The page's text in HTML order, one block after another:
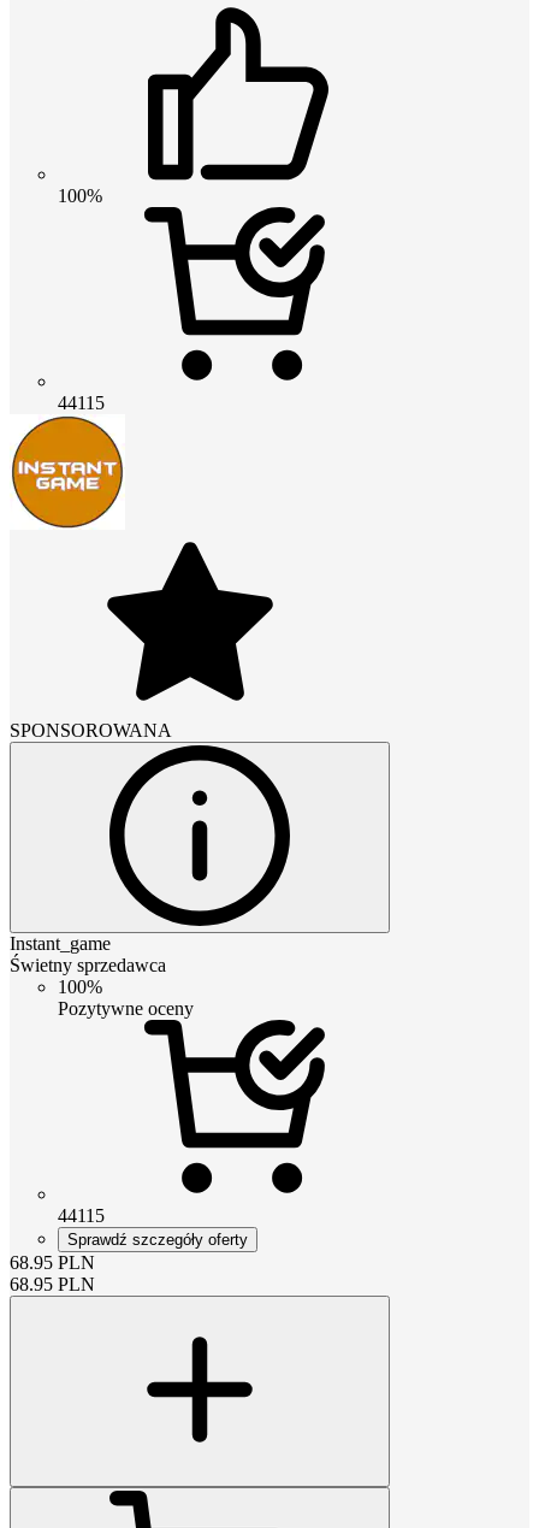
100%
44115
SPONSOROWANA
Instant_game
Świetny sprzedawca
100%
Pozytywne oceny
44115
Sprawdź szczegóły oferty
68.95 PLN
68.95 PLN